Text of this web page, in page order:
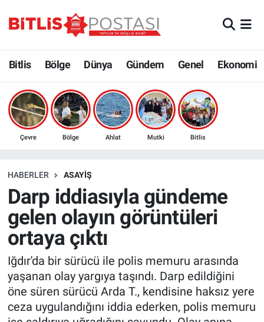
Bitlis Bölge Dünya Gündem Genel Ekonomi
Çevre Bölge Ahlat Mutki Bitlis
HABERLER ASAYIŞ
Darp iddiasıyla gündeme
gelen olayın görüntüleri
ortaya çıktı
Iğdır'da bir sürücü ile polis memuru arasında
yaşanan olay yargıya taşındı. Darp edildiğini
öne süren sürücü Arda T., kendisine haksız yere
ceza uygulandığını iddia ederken, polis memuru
Bölge
Çevre
Eğitim
Ekonomi
Genel
Gündem
Kültür-Sanat
Bitlis Trafik Yoğunluk Haritası
Süper Lig Puan Durumu ve Fikstür
Son Dakika Haberleri
Haber Arşivi